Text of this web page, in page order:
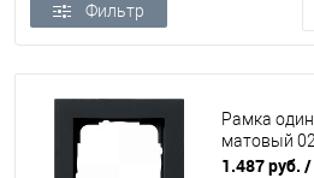
Фильтр
Рамка
матовый
1.487 руб. /